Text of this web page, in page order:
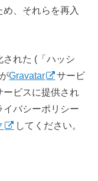
、それらを再入
された (「ハッシ
Gravatar
サービ
ービスに提供され
イバシーポリシー
してください。